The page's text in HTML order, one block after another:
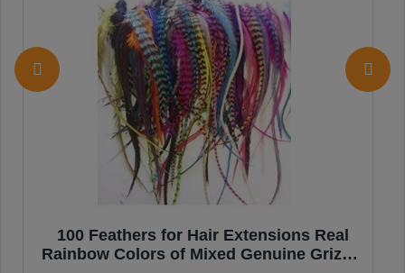
Highlight Ombre Glueless Wigs Human
Hair Pre Plucked Pre Cut 200% Density